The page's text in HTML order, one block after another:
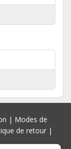
| Modes de
de retour |